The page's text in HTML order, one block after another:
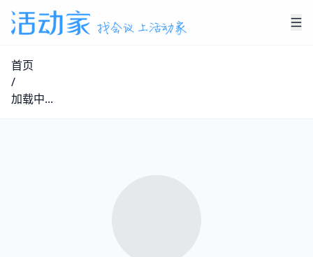
首页
/
加载中...